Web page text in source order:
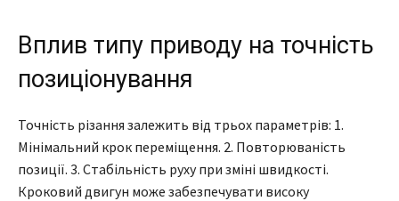
Вплив типу приводу на точність
позиціонування
Точність різання залежить від трьох параметрів: 1.
Мінімальний крок переміщення. 2. Повторюваність
позиції. 3. Стабільність руху при зміні швидкості.
Кроковий двигун може забезпечувати високу